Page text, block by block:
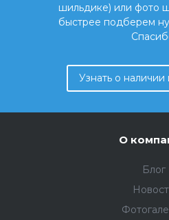
шильдике) или фото
быстрее подберем
Узнать о наличии
О
Блог